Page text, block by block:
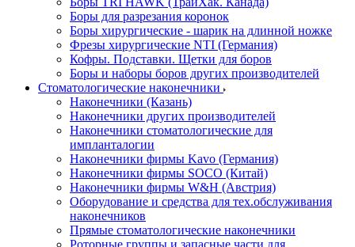
Боры для разрезания коронок
Боры хирургические - шарик на длинной ножке
Фрезы хирургические NTI (Германия)
Кофры. Подставки. Щетки для боров
Боры и наборы боров других производителей
Стоматологические наконечники
Наконечники (Казань)
Наконечники других производителей
Наконечники стоматологические для
импланталогии
Наконечники фирмы Kavo (Германия)
Наконечники фирмы SOCO (Китай)
Наконечники фирмы W&H (Австрия)
Оборудование и средства для тех.обслуживания
наконечников
Прямые стоматологические наконечники